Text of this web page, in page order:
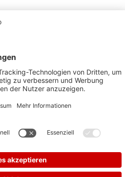
Gut lesbare Schrift
Bilder ausblenden